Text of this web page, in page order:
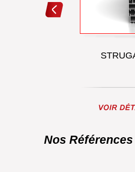
Nos Références